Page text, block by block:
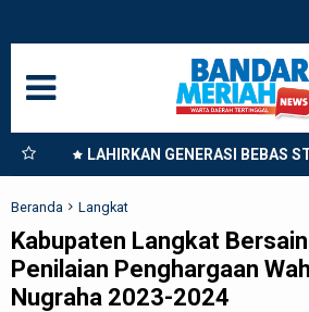
LAHIRKAN GENERASI BEBAS
TEBING TINGGI DORONG
Beranda Langkat
Kabupaten Langkat
Penilaian Penghargaan
Nugraha 2023-2024
NASIONAL
SUMUT
LANGKAT
ACEH